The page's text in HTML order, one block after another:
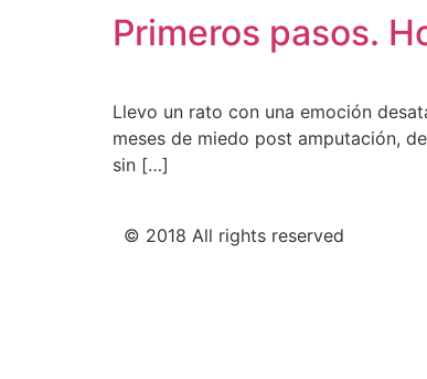
Primeros pasos.
Llevo un rato con una emoción
meses de miedo post amputación,
sin […]
© 2018 All rights reserved